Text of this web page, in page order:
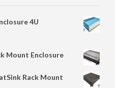
4U
Mount Enclosure
Rack Mount